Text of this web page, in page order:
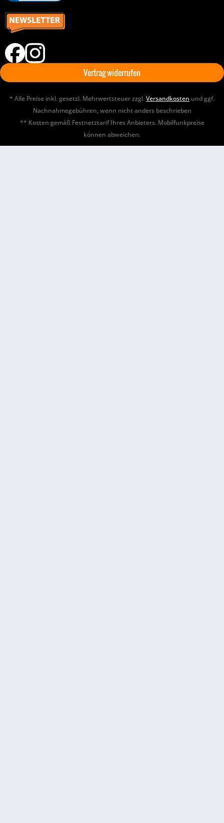
Vertrag widerrufen
* Alle Preise inkl. gesetzl. Mehrwertsteuer zzgl.Versandkosten und ggf.
Nachnahmegebühren, wenn nicht anders beschrieben
** Kosten gemäß Festnetztarif Ihres Anbieters. Mobilfunkpreise
können abweichen.